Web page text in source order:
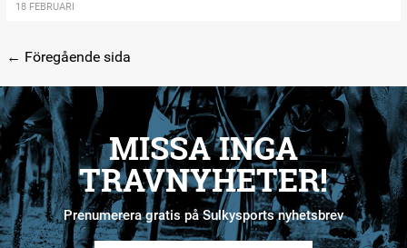
18 FEBRUARI
← Föregående sida
MISSA INGA
TRAVNYHETER!
Prenumerera gratis på Sulkysports nyhetsbrev